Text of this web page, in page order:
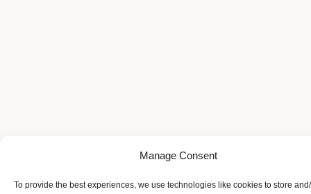
Manage Consent
To provide the best experiences, we use technologies like cookies to store